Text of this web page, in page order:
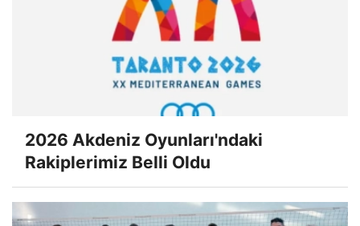
2026 Akdeniz Oyunları'ndaki
Rakiplerimiz Belli Oldu